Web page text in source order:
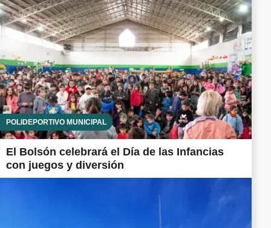
POLIDEPORTIVO MUNICIPAL
El Bolsón celebrará el Día de las Infancias
con juegos y diversión